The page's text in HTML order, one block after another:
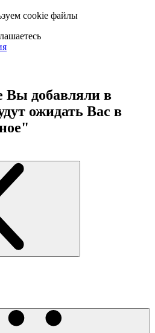
cookie файлы
Вы добавляли в
ожидать Вас в